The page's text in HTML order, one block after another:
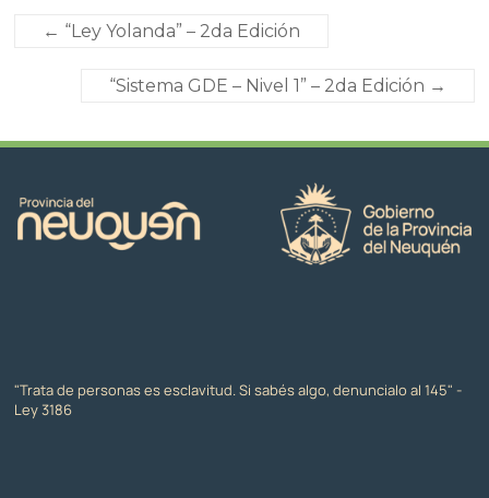
← “Ley Yolanda” – 2da Edición
“Sistema GDE – Nivel 1” – 2da Edición →
"Trata de personas es esclavitud. Si sabés algo, denuncialo al 145" -
Ley 3186